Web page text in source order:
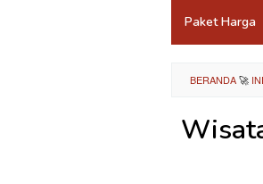
Paket Harga
BERANDA🚀